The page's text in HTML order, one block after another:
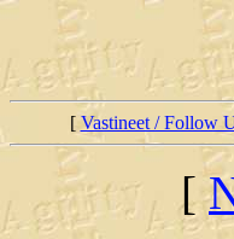
[Vastineet / Follow
[